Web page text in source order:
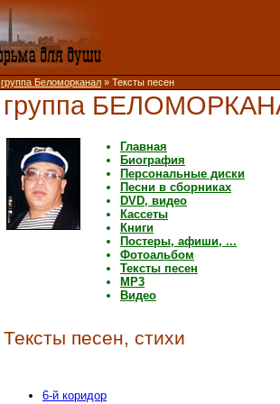
группа Беломорканал » Тексты песен
группа
Главная
Биография
Персональные диски
Песни в сборниках
DVD, видео
Кассеты
Книги
Постеры, афиши, ...
Фотоальбом
Тексты песен
MP3
Видео
Тексты песен, стихи
6-й коридор